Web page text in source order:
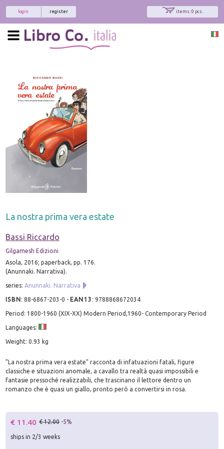
items: 0 pcs.
register
login
La nostra prima vera estate
Bassi Riccardo
Gilgamesh Edizioni
Asola, 2016; paperback, pp. 176.
(Anunnaki. Narrativa).
series:Anunnaki. Narrativa
ISBN:88-6867-203-0 - EAN13 :9788868672034
Period: 1800-1960 (XIX-XX) Modern Period,1960- Contemporary Period
Languages:
Weight: 0.93 kg
"La nostra prima vera estate" racconta di infatuazioni fatali, figure
classiche e situazioni anomale, a cavallo tra realtà quasi impossibili e
fantasie pressoché realizzabili, che trascinano il lettore dentro un
romanzo che è quasi un giallo, pronto però a convertirsi in rosa.
€ 11.40 € 12.00 -5%
ships in 2/3 weeks